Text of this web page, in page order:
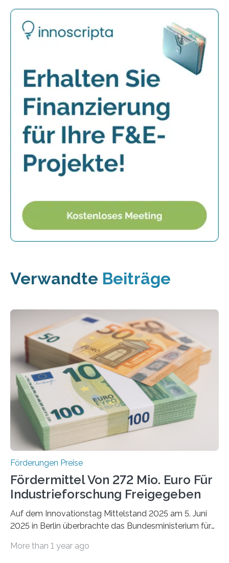
Verwandte Beiträge
Förderungen Preise
Fördermittel Von 272 Mio. Euro Für
Industrieforschung Freigegeben
Auf dem Innovationstag Mittelstand 2025 am 5. Juni
2025 in Berlin überbrachte das Bundesministerium für
Überplanmäßige Verpflichtungsermächtigungen in
More than 1 year ago